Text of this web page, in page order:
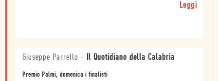
Leggi
Giuseppe Parrello - Il Quotidiano della Calabria
Premio Palmi, domenica i finalisti